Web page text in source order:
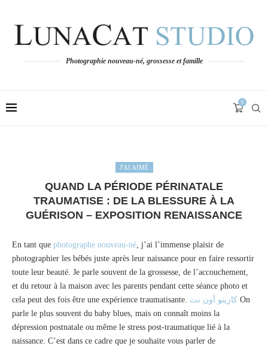
Photographie nouveau-né, grossesse et famille
0
J'AI AIMÉ
QUAND LA PÉRIODE PÉRINATALE
TRAUMATISE : DE LA BLESSURE À LA
GUÉRISON – EXPOSITION RENAISSANCE
En tant que photographe nouveau-né, j’ai l’immense plaisir de
photographier les bébés juste après leur naissance pour en faire ressortir
toute leur beauté. Je parle souvent de la grossesse, de l’accouchement,
et du retour à la maison avec les parents pendant cette séance photo et
cela peut des fois être une expérience traumatisante. كازينو أون نت On
parle le plus souvent du baby blues, mais on connaît moins la
dépression postnatale ou même le stress post-traumatique lié à la
naissance. C’est dans ce cadre que je souhaite vous parler de